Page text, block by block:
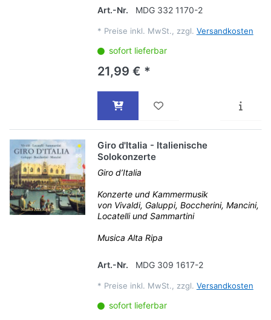
Art.-Nr.
MDG 332 1170-2
* Preise inkl. MwSt., zzgl. Versandkosten
sofort lieferbar
21,99 € *
Giro d'Italia - Italienische
Solokonzerte
Giro d’Italia
Konzerte und Kammermusik
von Vivaldi, Galuppi, Boccherini, Mancini,
Locatelli und Sammartini
Musica Alta Ripa
Art.-Nr. MDG 309 1617-2
* Preise inkl. MwSt., zzgl. Versandkosten
sofort lieferbar